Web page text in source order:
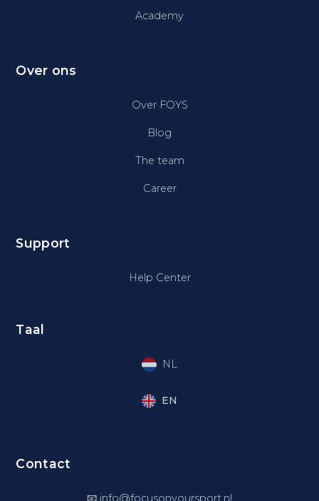
Academy
Over ons
Over FOYS
Blog
The team
Career
Support
Help Center
Taal
NL
EN
Contact